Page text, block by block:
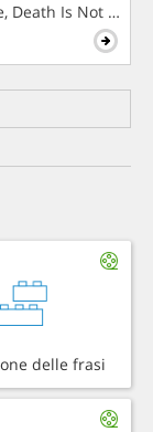
Death Is Not The
delle frasi